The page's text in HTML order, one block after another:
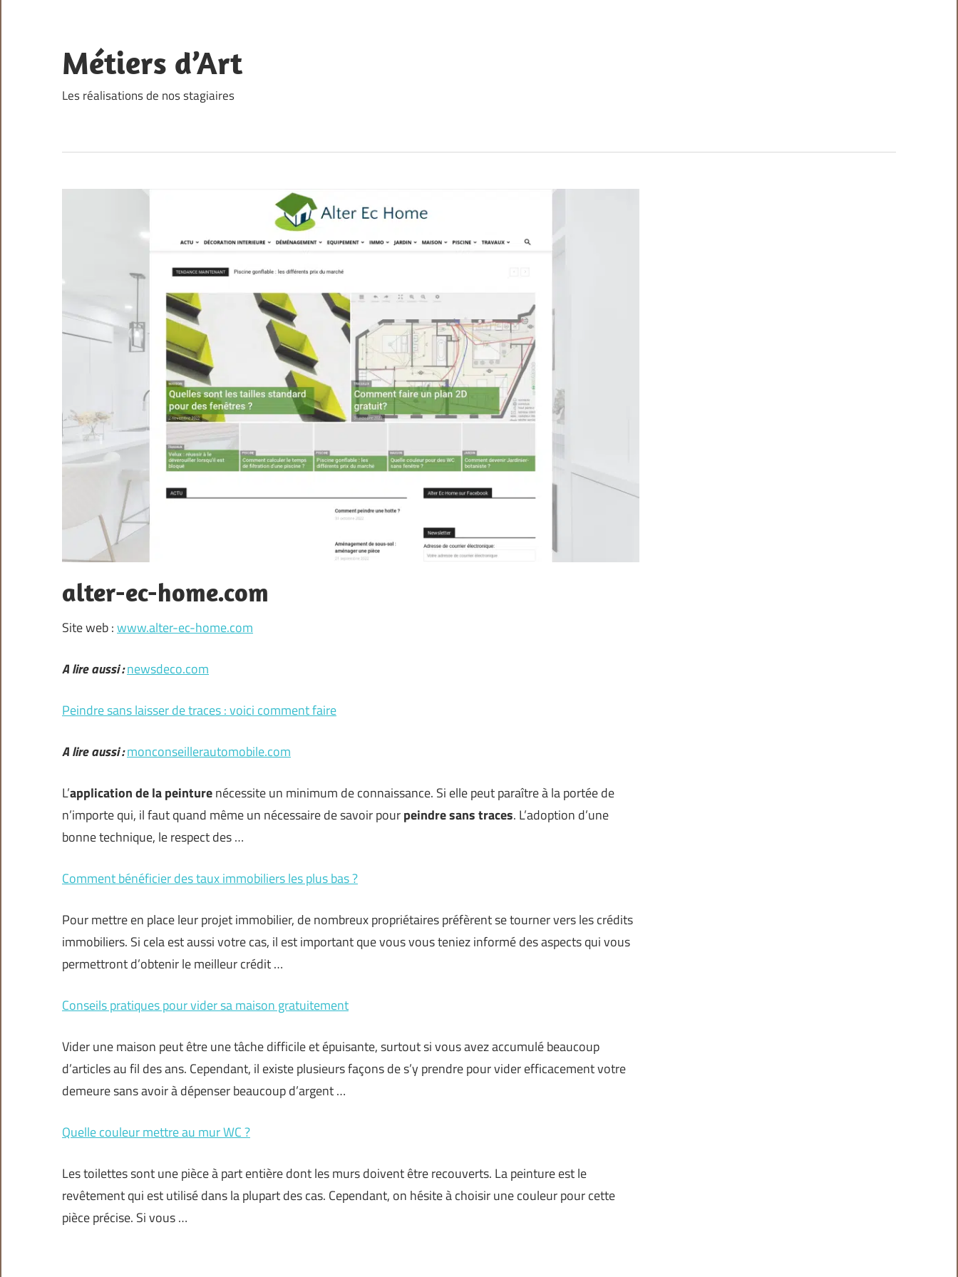
content
Métiers d’Art
Les réalisations de nos stagiaires
alter-ec-home.com
Site web :www.alter-ec-home.com
A lire aussi :newsdeco.com
Peindre sans laisser de traces : voici comment faire
A lire aussi :monconseillerautomobile.com
L’application de la peinturenécessite un minimum de connaissance. Si elle peut paraître à la portée de
n’importe qui, il faut quand même un nécessaire de savoir pourpeindre sans traces. L’adoption d’une
bonne technique, le respect des …
Comment bénéficier des taux immobiliers les plus bas ?
Pour mettre en place leur projet immobilier, de nombreux propriétaires préfèrent se tourner vers les crédits
immobiliers. Si cela est aussi votre cas, il est important que vous vous teniez informé des aspects qui vous
permettront d’obtenir le meilleur crédit …
Conseils pratiques pour vider sa maison gratuitement
Vider une maison peut être une tâche difficile et épuisante, surtout si vous avez accumulé beaucoup
d’articles au fil des ans. Cependant, il existe plusieurs façons de s’y prendre pour vider efficacement votre
demeure sans avoir à dépenser beaucoup d’argent …
Quelle couleur mettre au mur WC ?
Les toilettes sont une pièce à part entière dont les murs doivent être recouverts. La peinture est le
revêtement qui est utilisé dans la plupart des cas. Cependant, on hésite à choisir une couleur pour cette
pièce précise. Si vous …